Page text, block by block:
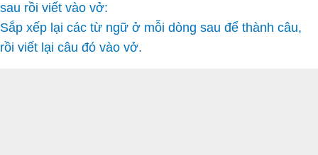
sau rồi viết vào vở:
Sắp xếp lại các từ ngữ ở mỗi dòng sau để thành câu,
rồi viết lại câu đó vào vở.